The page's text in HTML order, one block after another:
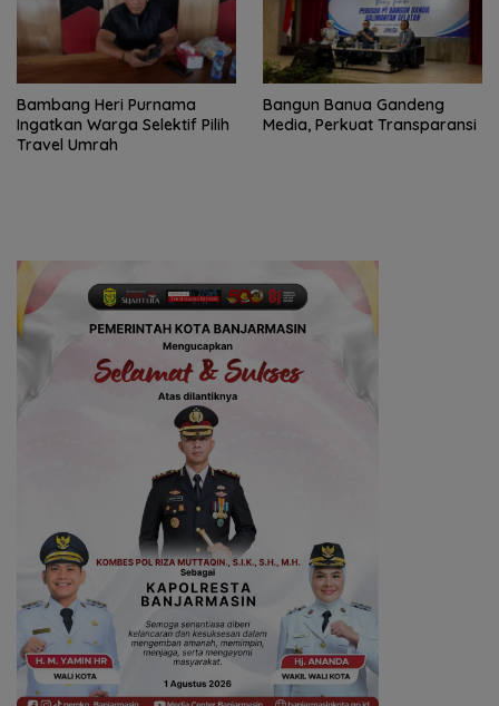
Bambang Heri Purnama
Ingatkan Warga Selektif Pilih
Travel Umrah
Bangun Banua Gandeng
Media, Perkuat Transparansi